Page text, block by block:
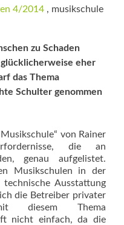
4/2014 , musikschule
zu Schaden
eher
das Thema
Schulter genommen
von Rainer
die an
genau aufgelistet.
Musikschulen in der
Ausstattung
die Betreiber privater
diesem Thema
nicht einfach, da die